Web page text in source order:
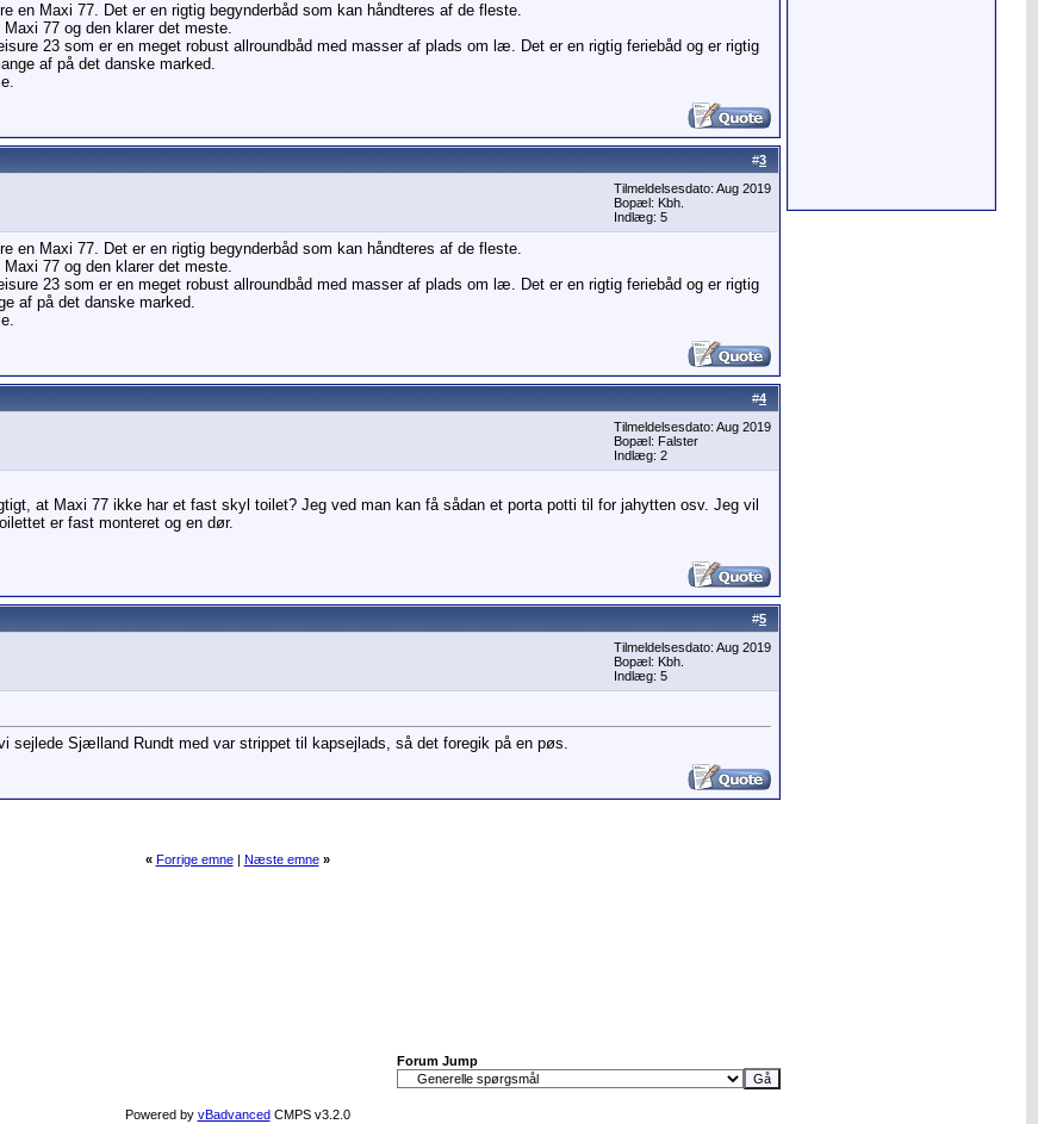
en Maxi 77. Det er en rigtig begynderbåd som kan håndteres af de fleste.
77 og den klarer det meste.
23 som er en meget robust allroundbåd med masser af plads om læ. Det er en rigtig feriebåd og er rigtig
af på det danske marked.
#3
Tilmeldelsesdato: Aug 2019
Bopæl: Kbh.
Indlæg: 5
en Maxi 77. Det er en rigtig begynderbåd som kan håndteres af de fleste.
77 og den klarer det meste.
23 som er en meget robust allroundbåd med masser af plads om læ. Det er en rigtig feriebåd og er rigtig
af på det danske marked.
#4
Tilmeldelsesdato: Aug 2019
Bopæl: Falster
Indlæg: 2
at Maxi 77 ikke har et fast skyl toilet? Jeg ved man kan få sådan et porta potti til for jahytten osv. Jeg vil
er fast monteret og en dør.
#5
Tilmeldelsesdato: Aug 2019
Bopæl: Kbh.
Indlæg: 5
sejlede Sjælland Rundt med var strippet til kapsejlads, så det foregik på en pøs.
« Forrige emne| Næste emne »
Forum Jump
Powered by vBadvancedCMPS v3.2.0